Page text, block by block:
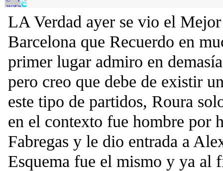
LA Verdad ayer se vio el
Barcelona que Recuerdo en
primer lugar admiro en
pero creo que debe de existir
este tipo de partidos, Roura
en el contexto fue hombre por
Fabregas y le dio entrada a
Esquema fue el mismo y ya al